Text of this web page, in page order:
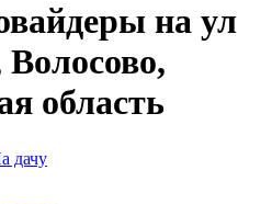
на ул
область
дачу